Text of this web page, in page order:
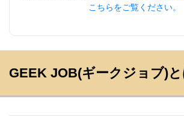
こちらをご覧ください。
GEEK JOB(ギークジョブ)と